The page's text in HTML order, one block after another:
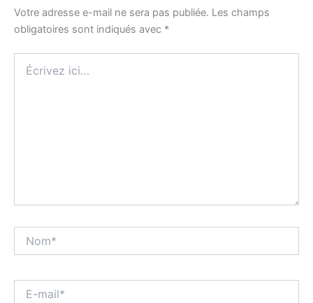
Votre adresse e-mail ne sera pas publiée. Les champs
obligatoires sont indiqués avec *
ici…
mail*